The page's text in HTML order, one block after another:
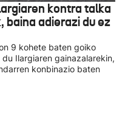
kontra talka
baina adierazi du ez
9 kohete baten goiko
Ilargiaren gainazalarekin,
konbinazio baten